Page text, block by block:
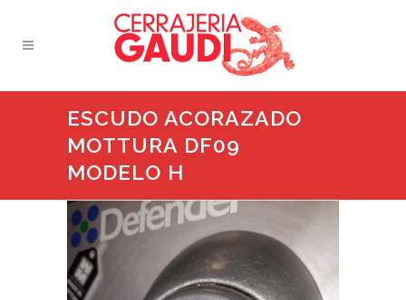
ESCUDO ACORAZADO
MOTTURA DF09
MODELO H